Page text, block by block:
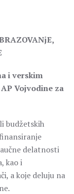
i verskim
Vojvodine za
budžetskih
delatnosti
kao i
a koje deluju na